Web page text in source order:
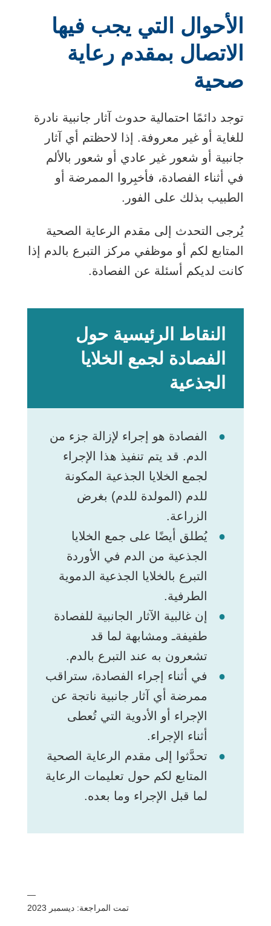
الأحوال التي يجب فيها
الاتصال بمقدم رعاية
صحية
توجد دائمًا احتمالية حدوث آثار جانبية نادرة
للغاية أو غير معروفة. إذا لاحظتم أي آثار
جانبية أو شعور غير عادي أو شعور بالألم
في أثناء الفصادة، فأخبِروا الممرضة أو
الطبيب بذلك على الفور.
يُرجى التحدث إلى مقدم الرعاية الصحية
المتابع لكم أو موظفي مركز التبرع بالدم إذا
كانت لديكم أسئلة عن الفصادة.
النقاط الرئيسية حول
الفصادة لجمع الخلايا
الجذعية
الفصادة هو إجراء لإزالة جزء من
الدم. قد يتم تنفيذ هذا الإجراء
لجمع الخلايا الجذعية المكونة
للدم (المولدة للدم) بغرض
الزراعة.
يُطلق أيضًا على جمع الخلايا
الجذعية من الدم في الأوردة
التبرع بالخلايا الجذعية الدموية
الطرفية.
إن غالبية الآثار الجانبية للفصادة
طفيفةـ ومشابهة لما قد
تشعرون به عند التبرع بالدم.
في أثناء إجراء الفصادة، ستراقب
ممرضة أي آثار جانبية ناتجة عن
الإجراء أو الأدوية التي تُعطى
أثناء الإجراء.
تحدَّثوا إلى مقدم الرعاية الصحية
المتابع لكم حول تعليمات الرعاية
لما قبل الإجراء وما بعده.
—
تمت المراجعة: ديسمبر 2023